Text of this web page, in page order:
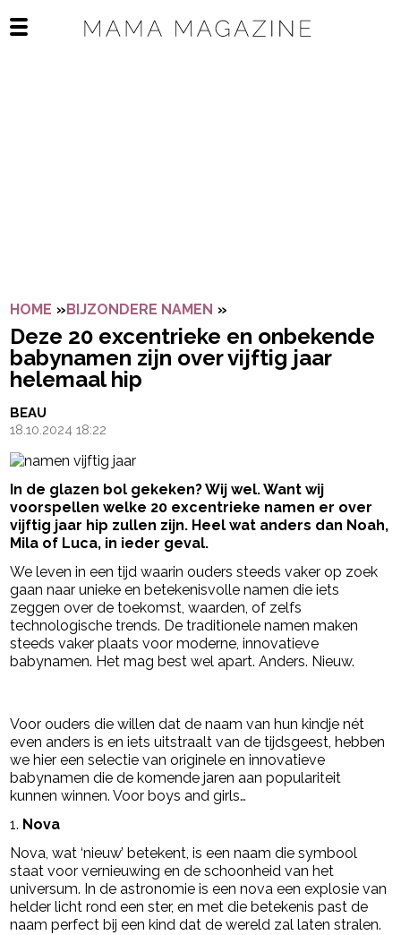
Open het mobiele menu
HOME »BIJZONDERE NAMEN »
Deze 20 excentrieke en onbekende
babynamen zijn over vijftig jaar
helemaal hip
BEAU
18.10.2024 18:22
In de glazen bol gekeken? Wij wel. Want wij
voorspellen welke 20 excentrieke namen er over
vijftig jaar hip zullen zijn. Heel wat anders dan Noah,
Mila of Luca, in ieder geval.
We leven in een tijd waarin ouders steeds vaker op zoek
gaan naar unieke en betekenisvolle namen die iets
zeggen over de toekomst, waarden, of zelfs
technologische trends. De traditionele namen maken
steeds vaker plaats voor moderne, innovatieve
babynamen. Het mag best wel apart. Anders. Nieuw.
Voor ouders die willen dat de naam van hun kindje nét
even anders is en iets uitstraalt van de tijdsgeest, hebben
we hier een selectie van originele en innovatieve
babynamen die de komende jaren aan populariteit
kunnen winnen. Voor boys and girls…
1. Nova
Nova, wat ‘nieuw’ betekent, is een naam die symbool
staat voor vernieuwing en de schoonheid van het
universum. In de astronomie is een nova een explosie van
helder licht rond een ster, en met die betekenis past de
naam perfect bij een kind dat de wereld zal laten stralen.